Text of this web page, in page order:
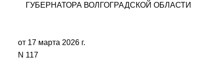
ГУБЕРНАТОРА ВОЛГОГРАДСКОЙ ОБЛАСТИ
от 17 марта 2026 г.
N 117